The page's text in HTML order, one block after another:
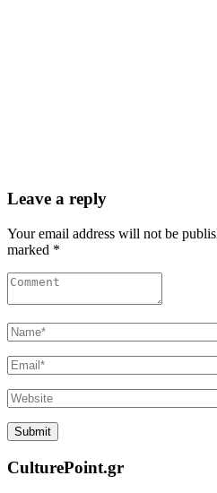
Leave a reply
Your email address will not be
marked *
CulturePoint.gr